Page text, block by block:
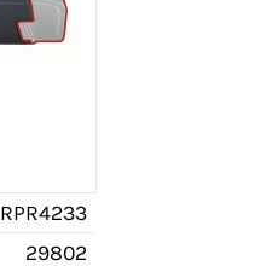
RPR4233
29802